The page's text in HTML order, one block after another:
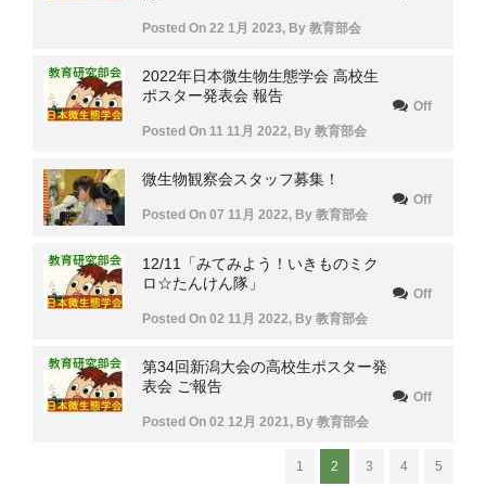
Posted On 22 1月 2023, By 教育部会
2022年日本微生物生態学会 高校生
ポスター発表会 報告
Posted On 11 11月 2022, By 教育部会
Off
微生物観察会スタッフ募集！
Posted On 07 11月 2022, By 教育部会
Off
12/11「みてみよう！いきものミク
ロ☆たんけん隊」
Posted On 02 11月 2022, By 教育部会
Off
第34回新潟大会の高校生ポスター発
表会 ご報告
Posted On 02 12月 2021, By 教育部会
Off
1 2 3 4 5